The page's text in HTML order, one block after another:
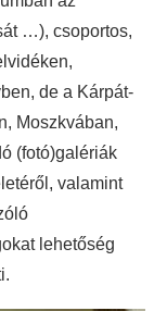
…), csoportos,
de a Kárpát-
Moszkvában,
(fotó)galériák
valamint
lehetőség